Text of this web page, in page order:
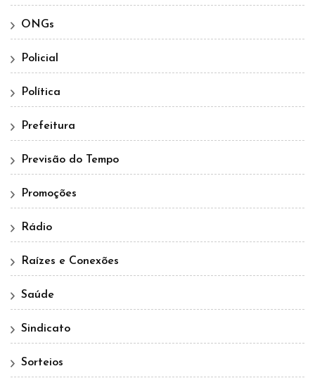
ONGs
Policial
Política
Prefeitura
Previsão do Tempo
Promoções
Rádio
Raízes e Conexões
Saúde
Sindicato
Sorteios